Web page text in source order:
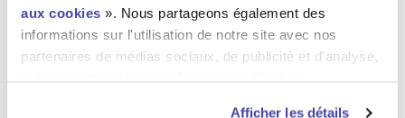
aux cookies ». Nous partageons également des
informations sur l'utilisation de notre site avec nos
partenaires de médias sociaux, de publicité et d'analyse,
Afficher les détails
1 panières de 2.10 x 1.15 m = 30 kg